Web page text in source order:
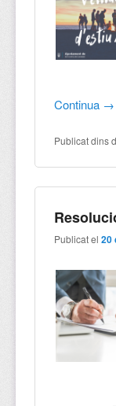
Continua →
Publicat dins
Publicat el20